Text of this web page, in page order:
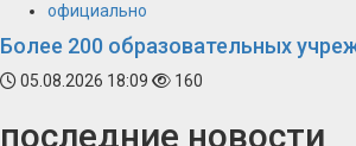
официально
Более 200 образовательных
05.08.2026 18:09 160
последние новости